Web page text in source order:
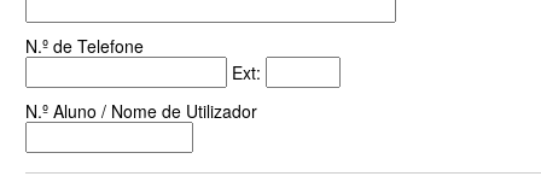
N.º de Telefone
Ext:
N.º Aluno / Nome de Utilizador